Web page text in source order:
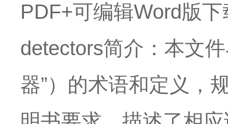
PDF+可编辑Word版
detectors简介：本文
器”）的术语和定义，